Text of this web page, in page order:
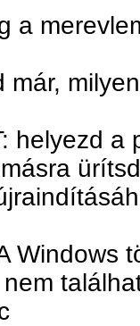
a
már,
helyezd a
Windows